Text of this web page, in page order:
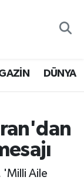
DÜNYA
'Milli Aile